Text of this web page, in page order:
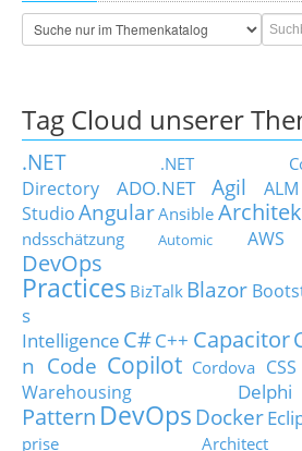
Tag Cloud unserer
.NET .NET
Directory
ADO.NET Agil ALM
StudioAngularAnsible
ndsschätzung
Automic AWS
DevOps
Practices BizTalk Blazor
s
Intelligence C#C++ Capacitor
n Code Copilot Cordova CSS
Warehousing
Delphi
Pattern DevOps Docker
prise Architect